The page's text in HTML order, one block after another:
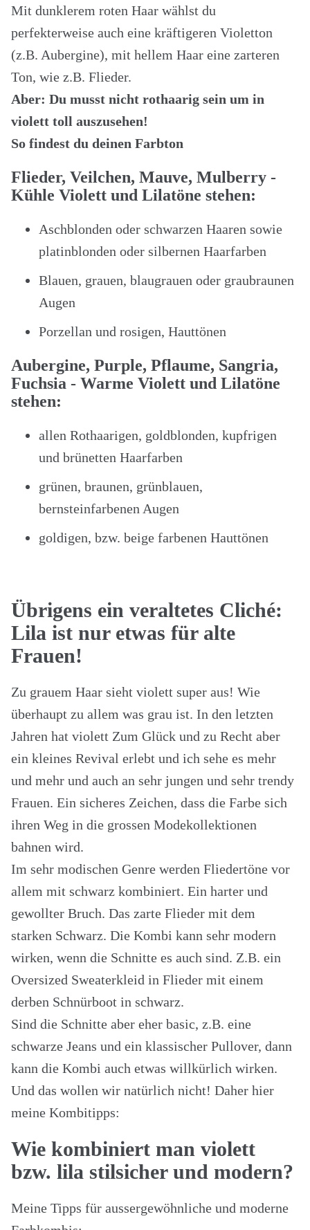
Mit dunklerem roten Haar wählst du
perfekterweise auch eine kräftigeren Violetton
(z.B. Aubergine), mit hellem Haar eine zarteren
Ton, wie z.B. Flieder.
Aber: Du musst nicht rothaarig sein um in
violett toll auszusehen!
So findest du deinen Farbton
Flieder, Veilchen, Mauve, Mulberry -
Kühle Violett und Lilatöne stehen:
Aschblonden oder schwarzen Haaren sowie
platinblonden oder silbernen Haarfarben
Blauen, grauen, blaugrauen oder graubraunen
Augen
Porzellan und rosigen, Hauttönen
Aubergine, Purple, Pflaume, Sangria,
Fuchsia - Warme Violett und Lilatöne
stehen:
allen Rothaarigen, goldblonden, kupfrigen
und brünetten Haarfarben
grünen, braunen, grünblauen,
bernsteinfarbenen Augen
goldigen, bzw. beige farbenen Hauttönen
Übrigens ein veraltetes Cliché:
Lila ist nur etwas für alte
Frauen!
Zu grauem Haar sieht violett super aus! Wie
überhaupt zu allem was grau ist. In den letzten
Jahren hat violett Zum Glück und zu Recht aber
ein kleines Revival erlebt und ich sehe es mehr
und mehr und auch an sehr jungen und sehr trendy
Frauen. Ein sicheres Zeichen, dass die Farbe sich
ihren Weg in die grossen Modekollektionen
bahnen wird.
Im sehr modischen Genre werden Fliedertöne vor
allem mit schwarz kombiniert. Ein harter und
gewollter Bruch. Das zarte Flieder mit dem
starken Schwarz. Die Kombi kann sehr modern
wirken, wenn die Schnitte es auch sind. Z.B. ein
Oversized Sweaterkleid in Flieder mit einem
derben Schnürboot in schwarz.
Sind die Schnitte aber eher basic, z.B. eine
schwarze Jeans und ein klassischer Pullover, dann
kann die Kombi auch etwas willkürlich wirken.
Und das wollen wir natürlich nicht! Daher hier
meine Kombitipps:
Wie kombiniert man violett
bzw. lila stilsicher und modern?
Meine Tipps für aussergewöhnliche und moderne